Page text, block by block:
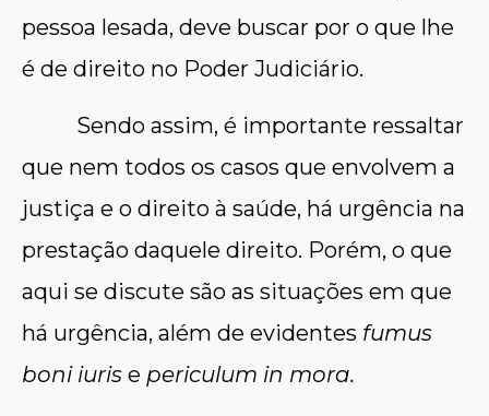
pessoa lesada, deve buscar por o que lhe
é de direito no Poder Judiciário.
Sendo assim, é importante ressaltar
que nem todos os casos que envolvem a
justiça e o direito à saúde, há urgência na
prestação daquele direito. Porém, o que
aqui se discute são as situações em que
há urgência, além de evidentes fumus
boni iuris e periculum in mora.